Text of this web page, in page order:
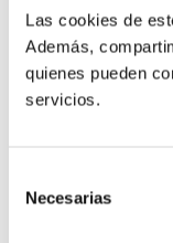
Las cookies de
Además,
quienes pueden
servicios.
Necesarias